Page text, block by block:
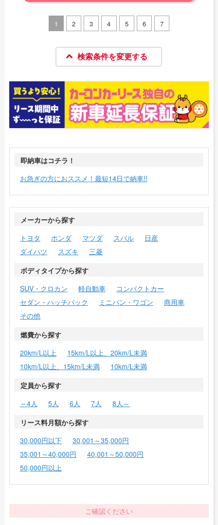
1 2 3 4 5 6 7
検索条件を変更する
即納車はコチラ！
お急ぎの方におススメ！最短14日で納車!!
メーカーから探す
トヨタ
ホンダ マツダ スバル
日産
ダイハツ
スズキ
三菱
ボディタイプから探す
SUV・クロカン
軽自動車
コンパクトカー
セダン・ハッチバック
ミニバン・ワゴン
商用車
その他
燃費から探す
20km/L以上
15km/L以上、20km/L未満
10km/L以上、15km/L未満
10km/L未満
定員から探す
～4人
5人 6人 7人
8人～
リース料月額から探す
30,000円以下
30,001～35,000円
35,001～40,000円
40,001～50,000円
50,000円以上
ご確認ください